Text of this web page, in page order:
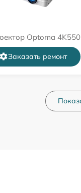
Optoma 4K550
Заказать ремонт